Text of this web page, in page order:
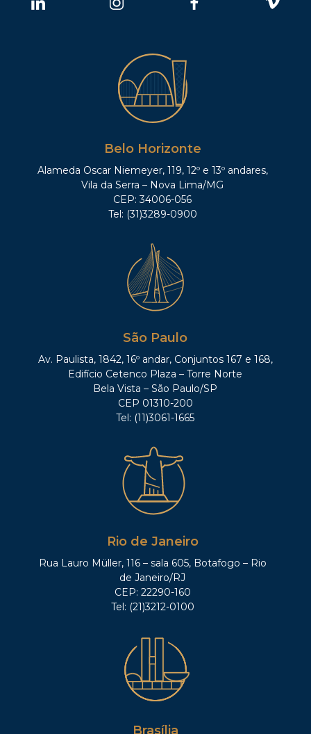
Belo Horizonte
Alameda Oscar Niemeyer, 119, 12º e 13º andares,
Vila da Serra – Nova Lima/MG
CEP: 34006-056
Tel: (31)3289-0900
São Paulo
Av. Paulista, 1842, 16º andar, Conjuntos 167 e 168,
Edifício Cetenco Plaza – Torre Norte
Bela Vista – São Paulo/SP
CEP 01310-200
Tel: (11)3061-1665
Rio de Janeiro
Rua Lauro Müller, 116 – sala 605, Botafogo – Rio
de Janeiro/RJ
CEP: 22290-160
Tel: (21)3212-0100
Brasília